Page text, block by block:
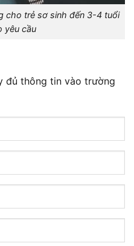
cho trẻ sơ sinh đến 3-4 tuổi
yêu cầu
đủ thông tin vào trường